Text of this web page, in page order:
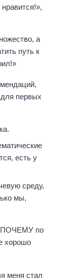
а
путь к
первых
есть у
среду,
мы,
ПОЧЕМУ по
хорошо
меня стал